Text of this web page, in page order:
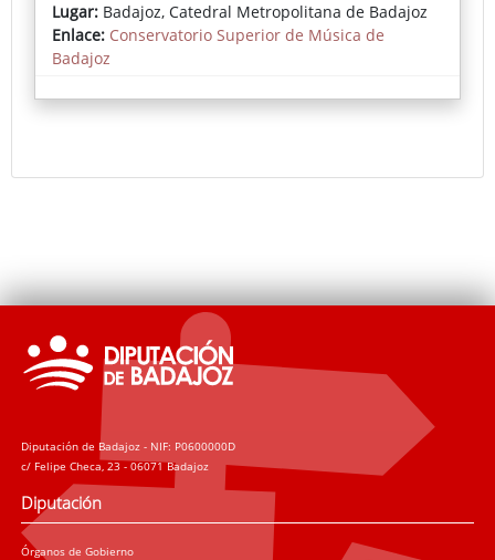
Lugar: Badajoz, Catedral Metropolitana de Badajoz
Enlace: Conservatorio Superior de Música de
Badajoz
Diputación de Badajoz - NIF: P0600000D
c/ Felipe Checa, 23 - 06071 Badajoz
Diputación
Órganos de Gobierno